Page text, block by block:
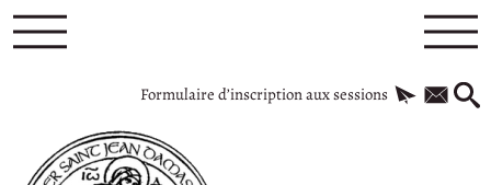
Formulaire d’inscription aux sessions